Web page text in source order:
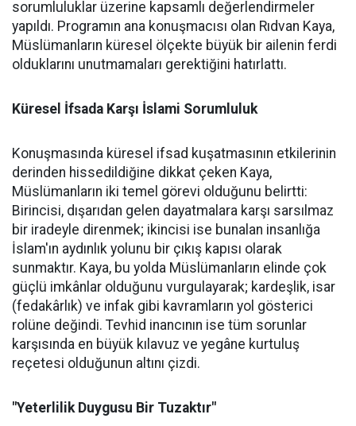
sorumluluklar üzerine kapsamlı değerlendirmeler
yapıldı. Programın ana konuşmacısı olan Rıdvan Kaya,
Müslümanların küresel ölçekte büyük bir ailenin ferdi
olduklarını unutmamaları gerektiğini hatırlattı.
Küresel İfsada Karşı İslami Sorumluluk
Konuşmasında küresel ifsad kuşatmasının etkilerinin
derinden hissedildiğine dikkat çeken Kaya,
Müslümanların iki temel görevi olduğunu belirtti:
Birincisi, dışarıdan gelen dayatmalara karşı sarsılmaz
bir iradeyle direnmek; ikincisi ise bunalan insanlığa
İslam'ın aydınlık yolunu bir çıkış kapısı olarak
sunmaktır. Kaya, bu yolda Müslümanların elinde çok
güçlü imkânlar olduğunu vurgulayarak; kardeşlik, isar
(fedakârlık) ve infak gibi kavramların yol gösterici
rolüne değindi. Tevhid inancının ise tüm sorunlar
karşısında en büyük kılavuz ve yegâne kurtuluş
reçetesi olduğunun altını çizdi.
"Yeterlilik Duygusu Bir Tuzaktır"